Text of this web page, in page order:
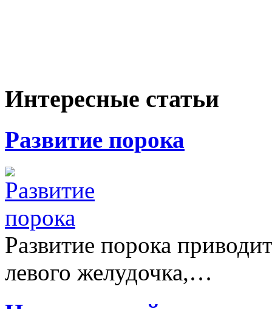
Интересные статьи
Развитие порока
Развитие порока
левого желудочка,…